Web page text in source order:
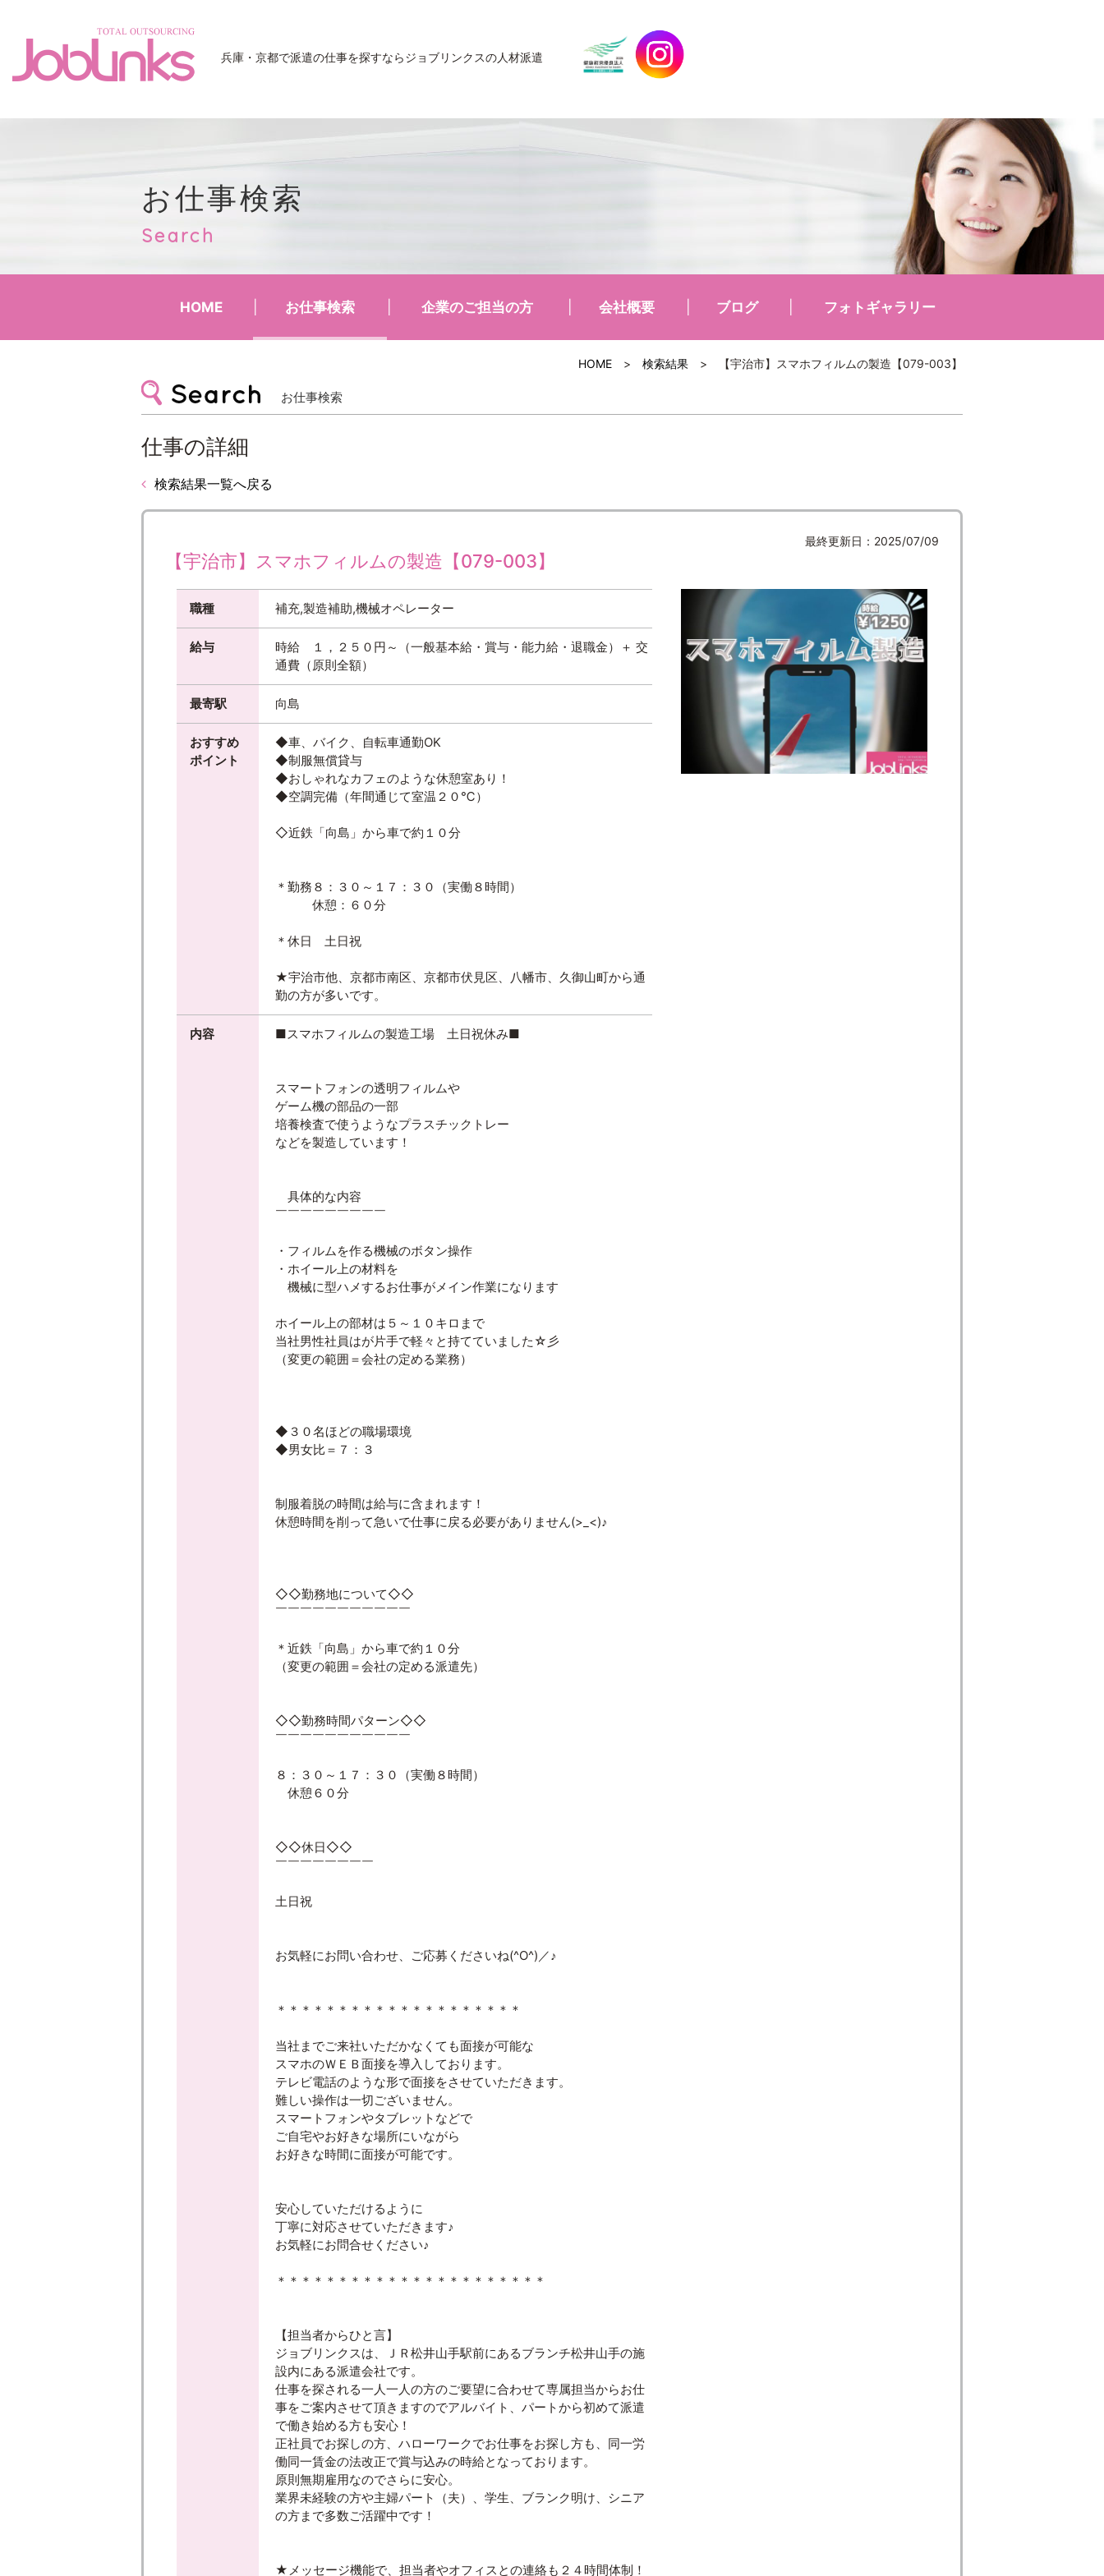
兵庫・京都で派遣の仕事を探すならジョブリンクスの人材派遣
お仕事検索
Search
HOME お仕事検索 企業のご担当の方 会社概要 ブログ フォトギャラリー
HOME > 検索結果 > 【宇治市】スマホフィルムの製造【079-003】
お仕事検索
仕事の詳細
検索結果一覧へ戻る
最終更新日：2025/07/09
【宇治市】スマホフィルムの製造【079-003】
職種 補充,製造補助,機械オペレーター
給与
時給 １，２５０円～（一般基本給・賞与・能力給・退職金）＋ 交
通費（原則全額）
最寄駅 向島
おすすめ
ポイント
◆車、バイク、自転車通勤OK
◆制服無償貸与
◆おしゃれなカフェのような休憩室あり！
◆空調完備（年間通じて室温２０℃）
◇近鉄「向島」から車で約１０分
＊勤務８：３０～１７：３０（実働８時間）
休憩：６０分
＊休日 土日祝
★宇治市他、京都市南区、京都市伏見区、八幡市、久御山町から通
勤の方が多いです。
内容 ■スマホフィルムの製造工場 土日祝休み■
スマートフォンの透明フィルムや
ゲーム機の部品の一部
培養検査で使うようなプラスチックトレー
などを製造しています！
具体的な内容
￣￣￣￣￣￣￣￣￣
・フィルムを作る機械のボタン操作
・ホイール上の材料を
機械に型ハメするお仕事がメイン作業になります
ホイール上の部材は５～１０キロまで
当社男性社員はが片手で軽々と持てていました☆彡
（変更の範囲＝会社の定める業務）
◆３０名ほどの職場環境
◆男女比＝７：３
制服着脱の時間は給与に含まれます！
休憩時間を削って急いで仕事に戻る必要がありません(>_<)♪
◇◇勤務地について◇◇
￣￣￣￣￣￣￣￣￣￣￣
＊近鉄「向島」から車で約１０分
（変更の範囲＝会社の定める派遣先）
◇◇勤務時間パターン◇◇
￣￣￣￣￣￣￣￣￣￣￣
８：３０～１７：３０（実働８時間）
休憩６０分
◇◇休日◇◇
￣￣￣￣￣￣￣￣
土日祝
お気軽にお問い合わせ、ご応募くださいね(^O^)／♪
＊＊＊＊＊＊＊＊＊＊＊＊＊＊＊＊＊＊＊＊
当社までご来社いただかなくても面接が可能な
スマホのＷＥＢ面接を導入しております。
テレビ電話のような形で面接をさせていただきます。
難しい操作は一切ございません。
スマートフォンやタブレットなどで
ご自宅やお好きな場所にいながら
お好きな時間に面接が可能です。
安心していただけるように
丁寧に対応させていただきます♪
お気軽にお問合せください♪
＊＊＊＊＊＊＊＊＊＊＊＊＊＊＊＊＊＊＊＊＊＊
【担当者からひと言】
ジョブリンクスは、ＪＲ松井山手駅前にあるブランチ松井山手の施
設内にある派遣会社です。
仕事を探される一人一人の方のご要望に合わせて専属担当からお仕
事をご案内させて頂きますのでアルバイト、パートから初めて派遣
で働き始める方も安心！
正社員でお探しの方、ハローワークでお仕事をお探し方も、同一労
働同一賃金の法改正で賞与込みの時給となっております。
原則無期雇用なのでさらに安心。
業界未経験の方や主婦パート（夫）、学生、ブランク明け、シニア
の方まで多数ご活躍中です！
★メッセージ機能で、担当者やオフィスとの連絡も２４時間体制！